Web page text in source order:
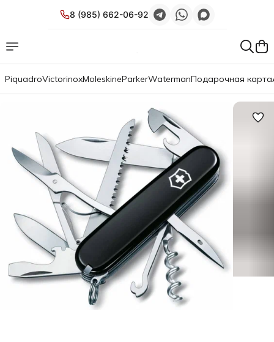
8 (985) 662-06-92
PiquadroVictorinoxMoleskineParkerWatermanПодарочная карта